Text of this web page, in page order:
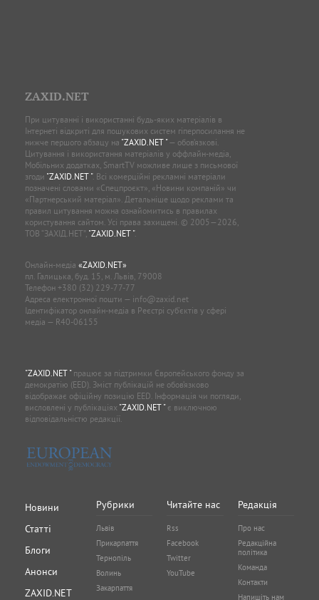
ZAXID.NET
При цитуванні і використанні будь-яких матеріалів в
Інтернеті відкриті для пошукових систем гіперпосилання не
нижче першого абзацу на "ZAXID.NET "— обов’язкові.
Цитування і використання матеріалів у оффлайн-медіа,
Мобільних додатках, SmartTV можливе лише з письмової
згоди "ZAXID.NET ". Всі комерційні рекламні матеріали
позначені словами «Спецпроєкт», «Новини компаній» чи
«Партнерський матеріал». Детальніше щодо реклами та
правил цитування можна ознайомитись в правилах
користування сайтом. Усі права захищені. © 2005—2026,
ТОВ “ЗАХІД.НЕТ”, "ZAXID.NET ".
Онлайн-медіа «ZAXID.NET»
пл. Галицька, буд. 15, м. Львів, 79008
Телефон +380 (32) 229-77-77
Адреса електронної пошти — info@zaxid.net
Ідентифікатор онлайн-медіа в Реєстрі суб'єктів у сфері
медіа — R40-06155
"ZAXID.NET "працює за підтримки Європейського фонду за
демократію (EED). Зміст публікацій не обов’язково
відображає офіційну позицію EED. Інформація чи погляди,
висловлені у публікаціях "ZAXID.NET "є виключною
відповідальністю редакції.
Новини
Статті
Блоги
Анонси
ZAXID.NET
Рубрики
Львів
Прикарпаття
Тернопіль
Волинь
Закарпаття
Читайте нас
Rss
Facebook
Twitter
YouTube
Редакція
Про нас
Редакційна
політика
Команда
Контакти
Напишіть нам